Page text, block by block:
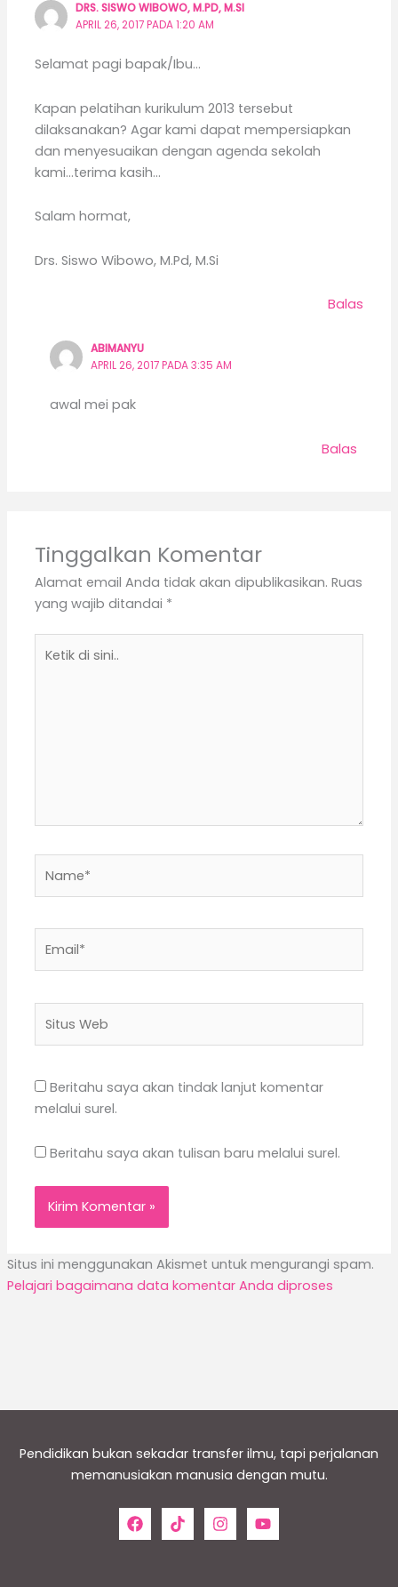
DRS. SISWO WIBOWO, M.PD, M.SI
APRIL 26, 2017 PADA 1:20 AM
Selamat pagi bapak/Ibu…
Kapan pelatihan kurikulum 2013 tersebut
dilaksanakan? Agar kami dapat mempersiapkan
dan menyesuaikan dengan agenda sekolah
kami…terima kasih…
Salam hormat,
Drs. Siswo Wibowo, M.Pd, M.Si
Balas
ABIMANYU
APRIL 26, 2017 PADA 3:35 AM
awal mei pak
Balas
Tinggalkan Komentar
Alamat email Anda tidak akan dipublikasikan. Ruas
yang wajib ditandai *
di
Web
Beritahu saya akan tindak lanjut komentar
melalui surel.
Beritahu saya akan tulisan baru melalui surel.
Situs ini menggunakan Akismet untuk mengurangi spam.
Pelajari bagaimana data komentar Anda diproses
Pendidikan bukan sekadar transfer ilmu, tapi perjalanan
memanusiakan manusia dengan mutu.